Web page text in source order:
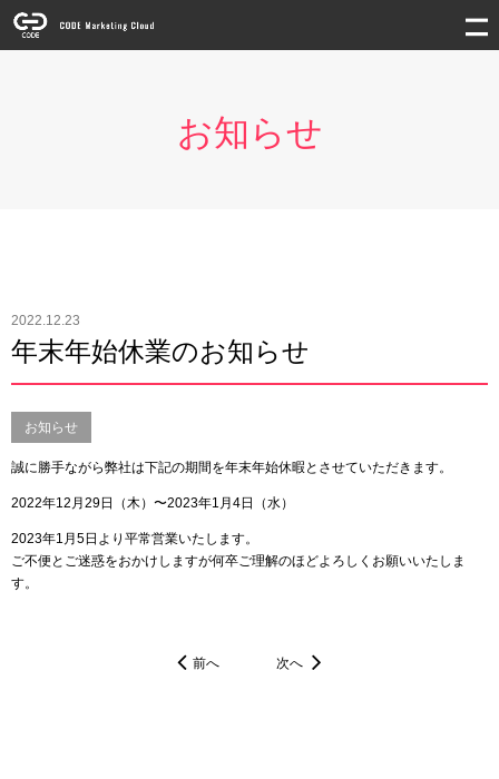
お知らせ
2022.12.23
年末年始休業のお知らせ
お知らせ
誠に勝手ながら弊社は下記の期間を年末年始休暇とさせていただきます。
2022年12月29日（木）〜2023年1月4日（水）
2023年1月5日より平常営業いたします。
ご不便とご迷惑をおかけしますが何卒ご理解のほどよろしくお願いいたしま
す。
前へ 次へ